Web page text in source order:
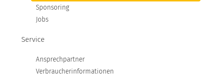
PRIVATKUNDEN
GESCHÄFTSKUNDEN
Sponsoring
Jobs
Service
Ansprechpartner
Verbraucherinformationen